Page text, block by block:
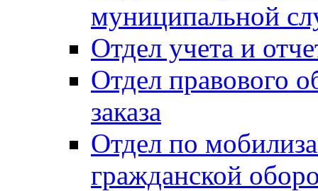
муниципальной
Отдел учета и
Отдел правового
заказа
Отдел по
гражданской